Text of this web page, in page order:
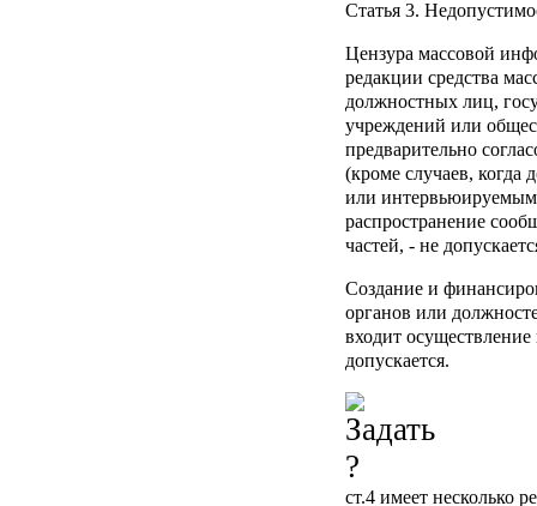
Статья 3.
Цензура массовой
редакции средства
должностных лиц,
учреждений или
предварительно
(кроме случаев, когда
или
распространение
частей, - не
Создание и
органов или
входит
допускается.
ст.4 имеет несколько